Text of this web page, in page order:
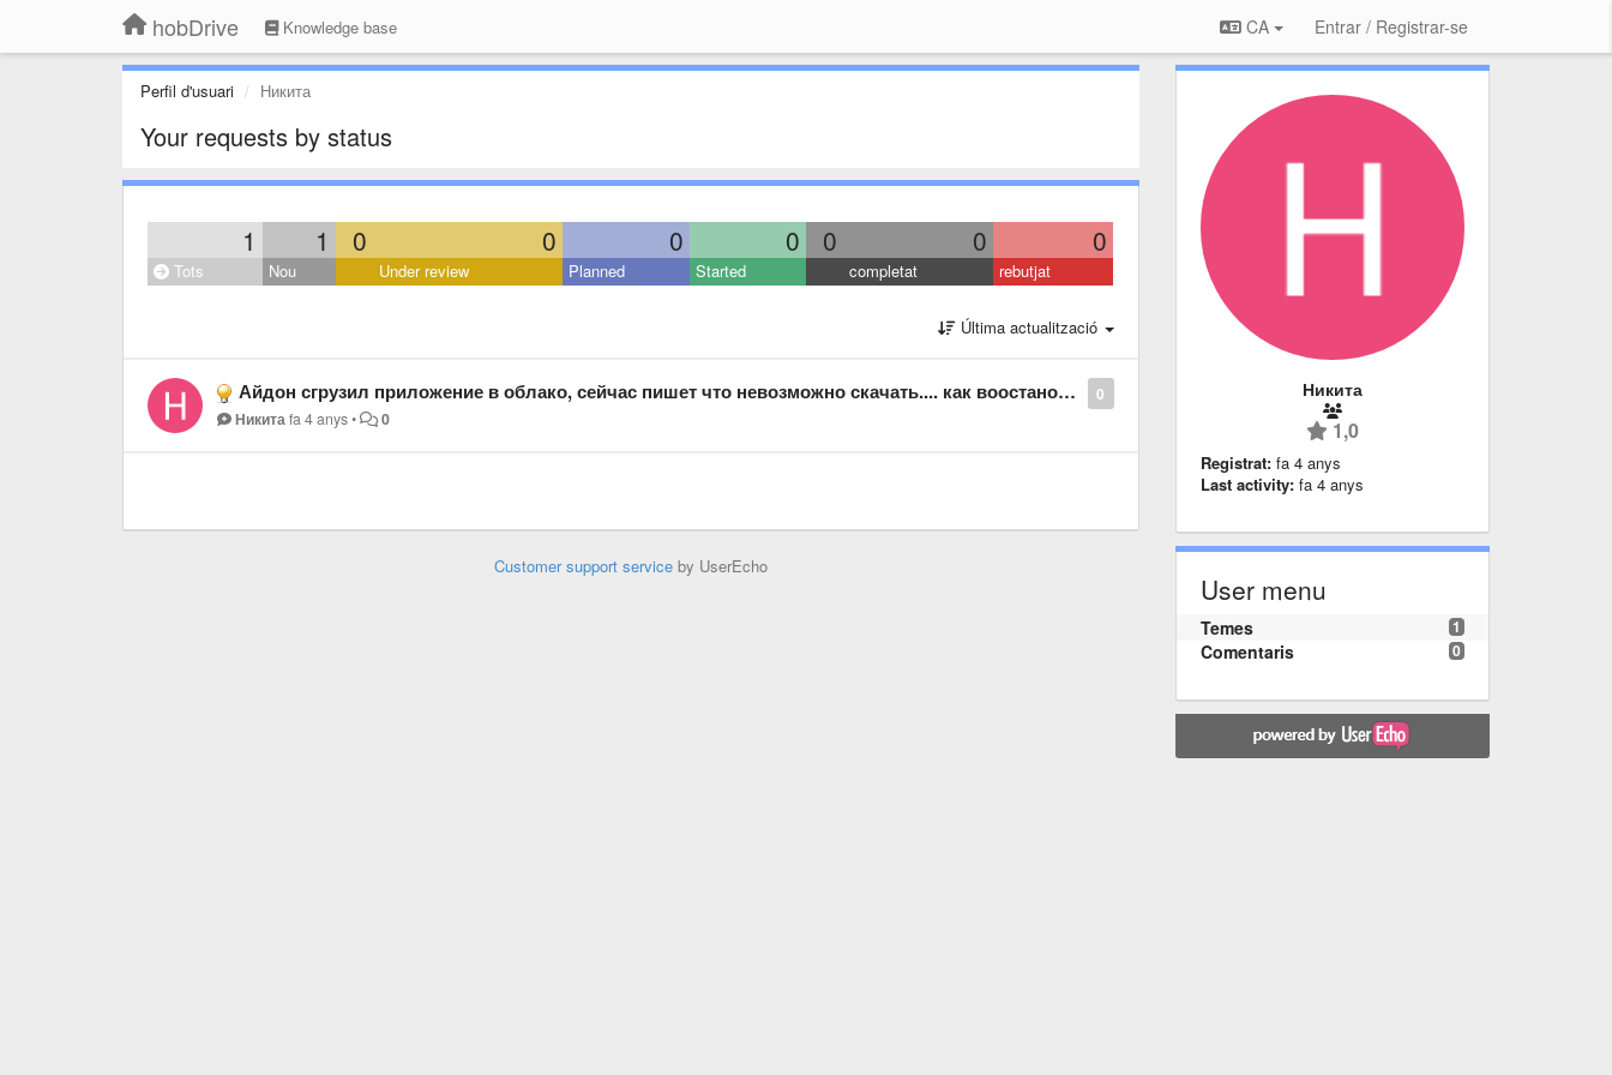
hobDrive Knowledge base CA Entrar / Registrar-se
Perfil d'usuari Никита
Your requests by status
1 1 0 0 0 0 0 0 0
Tots Nou Under review Planned Started completat rebutjat
Última actualització
0
Айдон сгрузил приложение в облако, сейчас пишет что невозможно скачать.... как воостановить приложение?
Никитаfa 4 anys• 0
Customer support serviceby UserEcho
Никита
1,0
Registrat: fa 4 anys
Last activity: fa 4 anys
User menu
1
Temes
0
Comentaris